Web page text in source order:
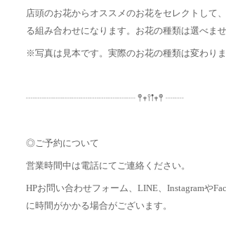
店頭のお花からオススメのお花をセレクトして
る組み合わせになります。お花の種類は選べま
※写真は見本です。実際のお花の種類は変わり
┈┈┈┈┈┈┈┈┈┈┈┈ 𖤣𖥧𖥣𖡡𖥧𖤣 ┈┈
◎ご予約について
営業時間中は電話にてご連絡ください。
HPお問い合わせフォーム、LINE、Instagramや
に時間がかかる場合がございます。